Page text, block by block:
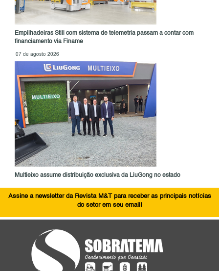
Empilhadeiras Still com sistema de telemetria passam a contar com
financiamento via Finame
07 de agosto 2026
Multieixo assume distribuição exclusiva da LiuGong no estado
Assine a newsletter da Revista M&T para receber as principais notícias
do setor em seu email!